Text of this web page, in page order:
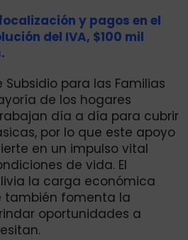
y pagos en el
del IVA, $100 mil
para las Familias
de los hogares
día a día para cubrir
por lo que este apoyo
en un impulso vital
de vida. El
la carga económica
también fomenta la
oportunidades a